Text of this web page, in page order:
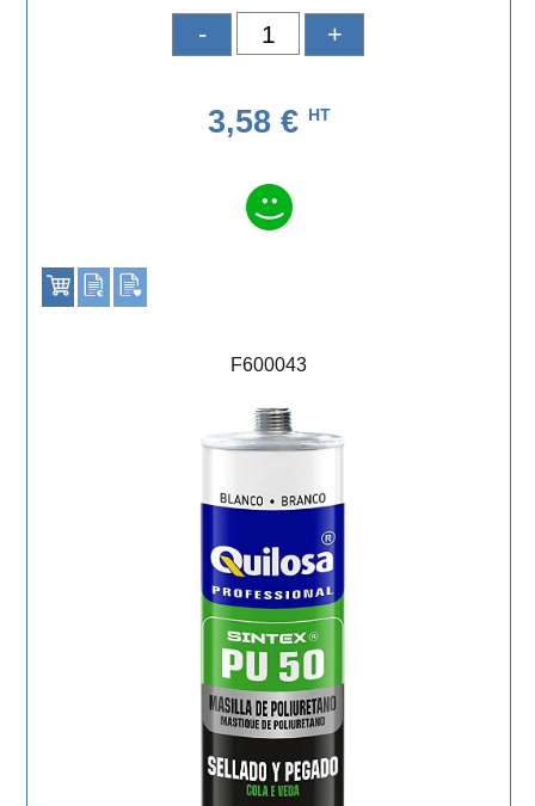
- +
3,58 € HT
F600043